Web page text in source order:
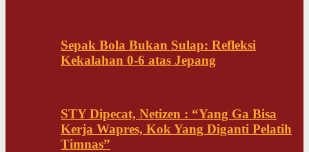
Sepak Bola Bukan Sulap: Refleksi
Kekalahan 0-6 atas Jepang
STY Dipecat, Netizen : “Yang Ga Bisa
Kerja Wapres, Kok Yang Diganti Pelatih
Timnas”